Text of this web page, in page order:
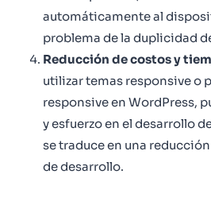
automáticamente al
problema de la duplicidad
Reducción de costos y
utilizar temas responsive o
responsive en WordPress,
y esfuerzo en el desarrollo
se traduce en una
de desarrollo.